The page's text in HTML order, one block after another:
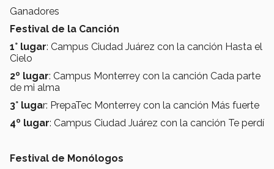
Ganadores
Festival de la Canción
1° lugar: Campus Ciudad Juárez con la canción Hasta el
Cielo
2º lugar: Campus Monterrey con la canción Cada parte
de mi alma
3° lugar: PrepaTec Monterrey con la canción Más fuerte
4º lugar: Campus Ciudad Juárez con la canción Te perdí
Festival de Monólogos